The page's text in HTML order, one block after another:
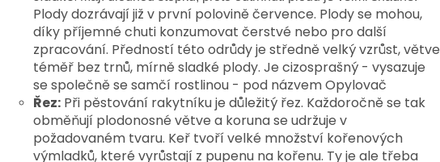
Plody dozrávají již v první polovině července. Plody se mohou,
díky příjemné chuti konzumovat čerstvé nebo pro další
zpracování. Předností této odrůdy je středně velký vzrůst, větve
téměř bez trnů, mírně sladké plody. Je cizosprašný - vysazuje
se společně se samčí rostlinou - pod názvem Opylovač
Řez: Při pěstování rakytníku je důležitý řez. Každoročně se tak
obměňují plodonosné větve a koruna se udržuje v
požadovaném tvaru. Keř tvoří velké množství kořenových
výmladků, které vyrůstají z pupenu na kořenu. Ty je ale třeba